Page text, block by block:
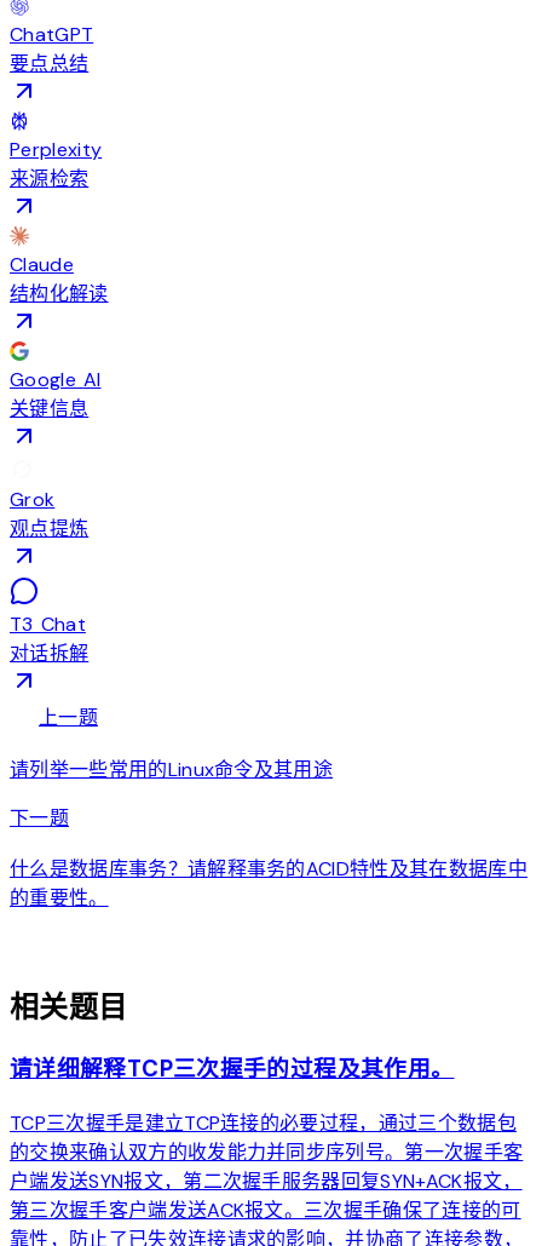
ChatGPT
要点总结
Perplexity
来源检索
Claude
结构化解读
Google AI
关键信息
Grok
观点提炼
T3 Chat
对话拆解
上一题
请列举一些常用的Linux命令及其用途
下一题arrow_forward
什么是数据库事务？请解释事务的ACID特性及其在数据库中
的重要性。
相关题目
请详细解释TCP三次握手的过程及其作用。
TCP三次握手是建立TCP连接的必要过程，通过三个数据包
的交换来确认双方的收发能力并同步序列号。第一次握手客
户端发送SYN报文，第二次握手服务器回复SYN+ACK报文，
第三次握手客户端发送ACK报文。三次握手确保了连接的可
靠性，防止了已失效连接请求的影响，并协商了连接参数，